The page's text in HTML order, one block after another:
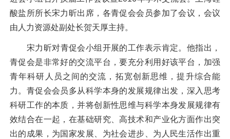
酸盐所所长宋力昕出席，各青促会会员参加了会议，会议
由人力资源处副处长贺天厚主持。
宋力昕对青促会小组开展的工作表示肯定。他指出，
青促会是非常好的交流平台，要充分利用好该平台，加强
青年科研人员之间的交流，拓宽创新思维，提升综合能
力。青促会会员多从科学本身的发展规律出发，深入思考
科研工作的本质，并将创新性思维与科学本身发展规律有
效结合在一起，在基础研究、高技术和产业化方面作出突
出的成果，为国家发展、为社会进步、为人民生活作出重